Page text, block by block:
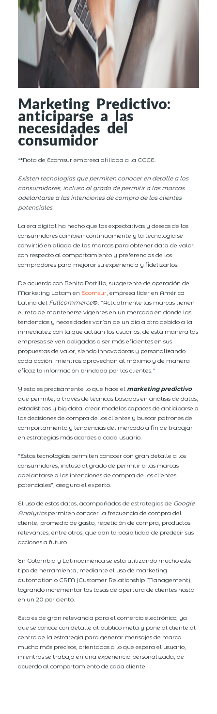
Marketing Predictivo:
anticiparse a las
necesidades del
consumidor
**Nota de Ecomsur empresa afiliada a la CCCE.
Existen tecnologías que permiten conocer en detalle a los
consumidores, incluso al grado de permitir a las marcas
adelantarse a las intenciones de compra de los clientes
potenciales.
La era digital ha hecho que las expectativas y deseos de los
consumidores cambien continuamente y la tecnología se
convirtió en aliada de las marcas para obtener data de valor
con respecto al comportamiento y preferencias de los
compradores para mejorar su experiencia y fidelizarlos.
De acuerdo con Benito Portillo, subgerente de operación de
Marketing Latam en Ecomsur , empresa líder en América
Latina del Fullcommerce®. “Actualmente las marcas tienen
el reto de mantenerse vigentes en un mercado en donde las
tendencias y necesidades varían de un día a otro debido a la
inmediatez con la que actúan los usuarios; de esta manera las
empresas se ven obligadas a ser más eficientes en sus
propuestas de valor, siendo innovadoras y personalizando
cada acción; mientras aprovechan al máximo y de manera
eficaz la información brindada por los clientes.”
Y esto es precisamente lo que hace el marketing predictivo
que permite, a través de técnicas basadas en análisis de datos,
estadísticas y big data, crear modelos capaces de anticiparse a
las decisiones de compra de los clientes y buscar patrones de
comportamiento y tendencias del mercado a fin de trabajar
en estrategias más acordes a cada usuario.
“Estas tecnologías permiten conocer con gran detalle a los
consumidores, incluso al grado de permitir a las marcas
adelantarse a las intenciones de compra de los clientes
potenciales”, asegura el experto.
El uso de estos datos, acompañados de estrategias de Google
Analyticspermiten conocer la frecuencia de compra del
cliente, promedio de gasto, repetición de compra, productos
relevantes, entre otros, que dan la posibilidad de predecir sus
acciones a futuro.
En Colombia y Latinoamérica se está utilizando mucho este
tipo de herramienta, mediante el uso de marketing
automation o CRM (Customer Relationship Management),
logrando incrementar las tasas de apertura de clientes hasta
en un 20 por ciento.
Esto es de gran relevancia para el comercio electrónico, ya
que se conoce con detalle al público meta y pone al cliente al
centro de la estrategia para generar mensajes de marca
mucho más precisos, orientados a lo que espera el usuario,
mientras se trabaja en una experiencia personalizada, de
acuerdo al comportamiento de cada cliente.